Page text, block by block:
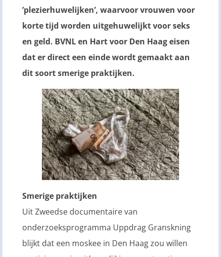
’plezierhuwelijken’, waarvoor vrouwen voor
korte tijd worden uitgehuwelijkt voor seks
en geld. BVNL en Hart voor Den Haag eisen
dat er direct een einde wordt gemaakt aan
dit soort smerige praktijken.
Smerige praktijken
Uit Zweedse documentaire van
onderzoeksprogramma Uppdrag Granskning
blijkt dat een moskee in Den Haag zou willen